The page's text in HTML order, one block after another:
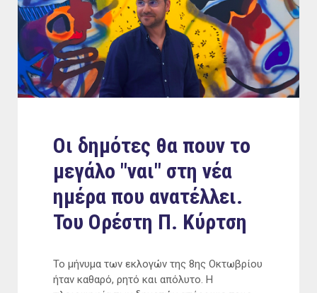
Οι δημότες θα πουν το
μεγάλο "ναι" στη νέα
ημέρα που ανατέλλει.
Του Ορέστη Π. Κύρτση
Το μήνυμα των εκλογών της 8ης Οκτωβρίου
ήταν καθαρό, ρητό και απόλυτο. Η